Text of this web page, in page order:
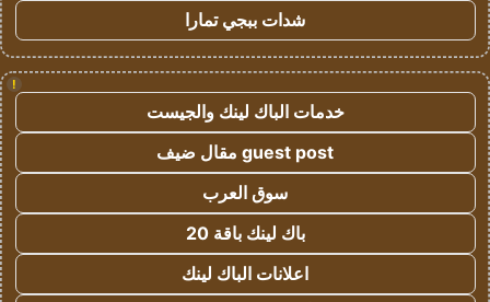
شدات ببجي تمارا
!
خدمات الباك لينك والجيست
guest post مقال ضيف
سوق العرب
باك لينك باقة 20
اعلانات الباك لينك